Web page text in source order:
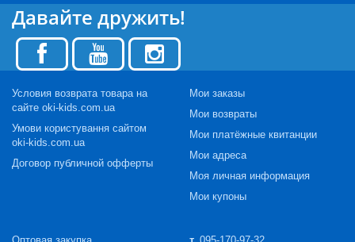
Давайте дружить!
Условия возврата товара на
сайте oki-kids.com.ua
Умови користування сайтом
oki-kids.com.ua
Договор публичной офферты
Мои заказы
Мои возвраты
Мои платёжные квитанции
Мои адреса
Моя личная информация
Мои купоны